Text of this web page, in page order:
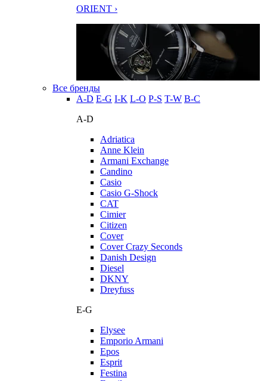
ORIENT ›
Все бренды
A-D E-G I-K L-O P-S T-W В-С
A-D
Adriatica
Anne Klein
Armani Exchange
Candino
Casio
Casio G-Shock
CAT
Cimier
Citizen
Cover
Cover Crazy Seconds
Danish Design
Diesel
DKNY
Dreyfuss
E-G
Elysee
Emporio Armani
Epos
Esprit
Festina